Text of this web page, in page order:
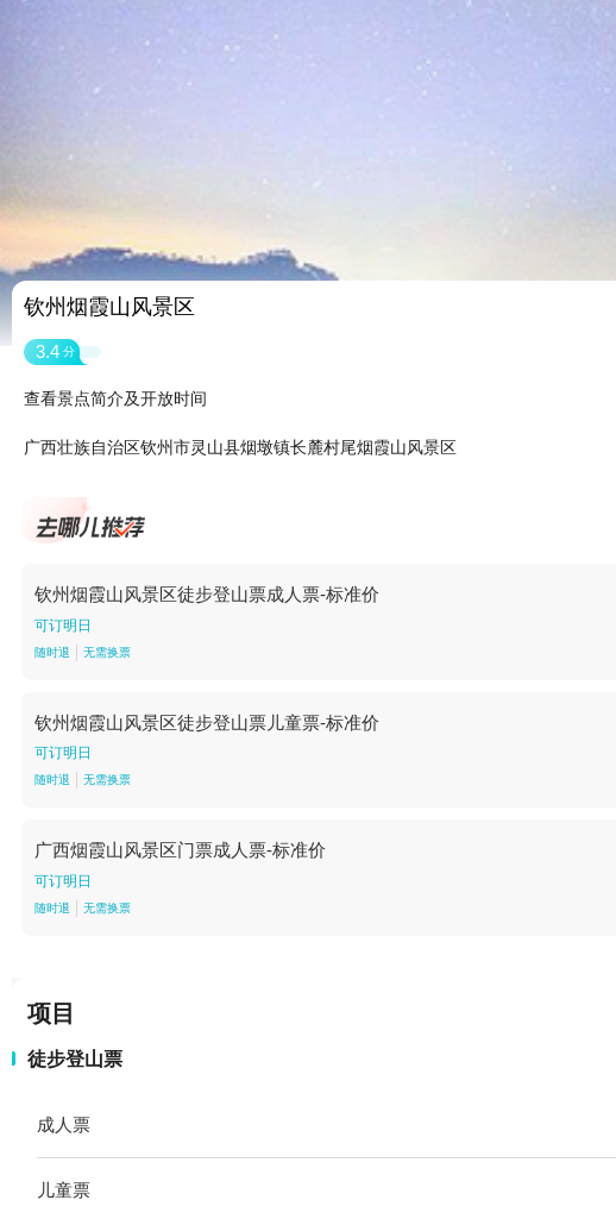
钦州烟霞山风景区
3.4 分
查看景点简介及开放时间
广西壮族自治区钦州市灵山县烟墩镇长麓村尾烟霞山风景区
钦州烟霞山风景区徒步登山票成人票-标准价
可订明日
随时退 无需换票
钦州烟霞山风景区徒步登山票儿童票-标准价
可订明日
随时退 无需换票
广西烟霞山风景区门票成人票-标准价
可订明日
随时退 无需换票
项目
徒步登山票
成人票
儿童票